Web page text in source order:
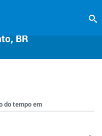
BR
do tempo em